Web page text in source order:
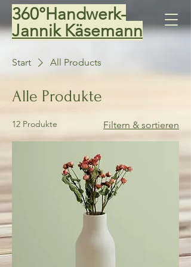
360°Handwerk-
Jannik Käsemann
Start All Products
Alle Produkte
12 Produkte Filtern & sortieren